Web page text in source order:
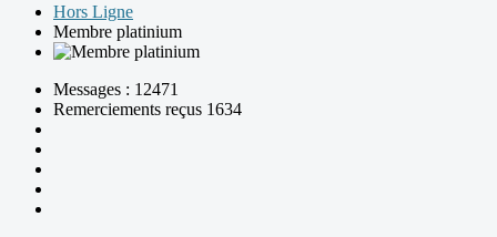
Hors Ligne
Membre platinium
Messages : 12471
Remerciements reçus 1634